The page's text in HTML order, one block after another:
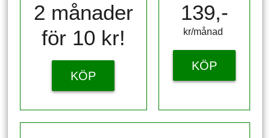
2 månader
för 10 kr!
KÖP
139,-
kr/månad ​​​​​​
KÖP